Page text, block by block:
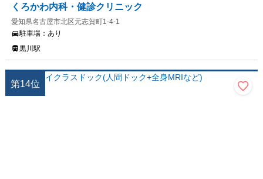
くろかわ内科・健診クリニック
愛知県名古屋市北区元志賀町1-4-1
駐車場： あり
黒川駅
第14位